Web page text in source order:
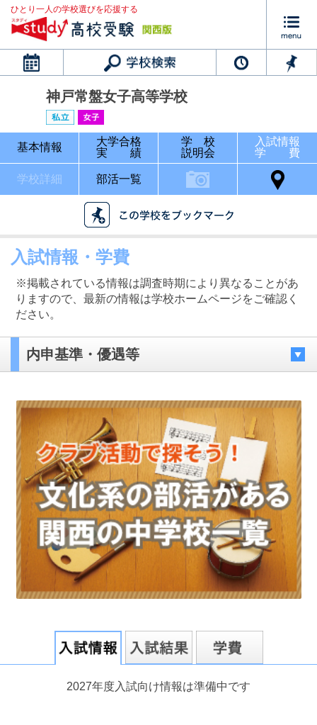
ひとり一人の学校選びを応援する
カレンダー
最近見た学校
神戸常盤女子高等学校
ブックマークした学校
ブックマークした学校はありません
神戸常盤女子高等学校
基本情報
大学合格
実 績
学 校
説明会
入試情報
学 費
学校詳細 部活一覧
入試情報・学費
※掲載されている情報は調査時期により異なることがあ
りますので、最新の情報は学校ホームページをご確認く
ださい。
内申基準・優遇等
2027年度入試向け情報は準備中です